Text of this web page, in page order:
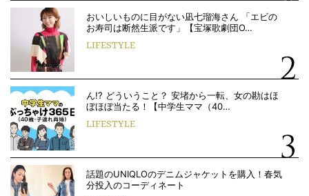
おいしいものに目がない凪七瑠海さん 「エビの
お寿司は断然生派です」【宝塚歌劇団O…
LIFESTYLE
ん!? どういうこと？ 安堵から一転、女の勘はほ
ぼほぼ当たる！【中学生ママ（40…
LIFESTYLE
話題のUNIQLOのデニムジャケットを購入！春気
分投入のコーディネート